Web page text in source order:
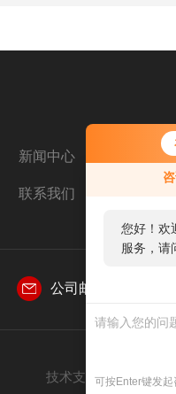
您好！欢
服务，请
可按Enter键发起
新闻中心
联系我们
公司邮箱：
技术支持：智慧城市